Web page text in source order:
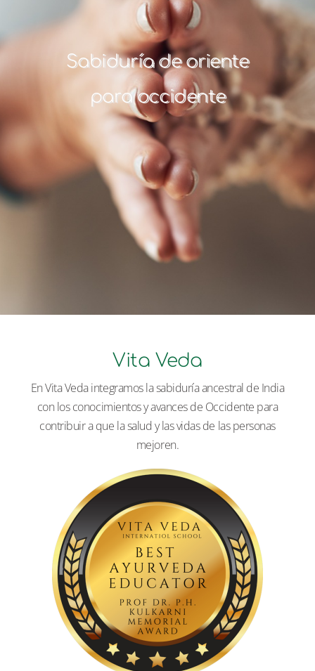
Sabiduría de oriente
para occidente
Vita Veda
En Vita Veda integramos la sabiduría ancestral de India
con los conocimientos y avances de Occidente para
contribuir a que la salud y las vidas de las personas
mejoren.